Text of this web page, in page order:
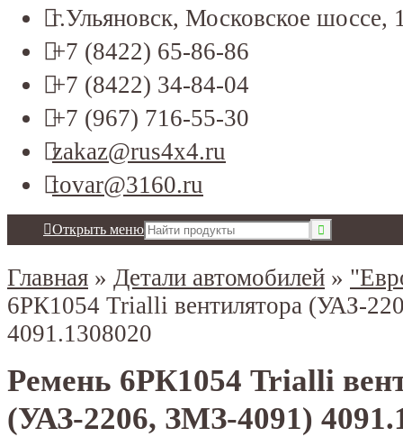
г.Ульяновск, Московское шоссе,
+7 (8422) 65-86-86
+7 (8422) 34-84-04
+7 (967) 716-55-30
zakaz@rus4x4.ru
tovar@3160.ru
Открыть меню
Главная » Детали автомобилей »
6РК1054 Trialli вентилятора (УАЗ-
4091.1308020
Ремень 6РК1054 Trialli
(УАЗ-2206, ЗМЗ-4091)